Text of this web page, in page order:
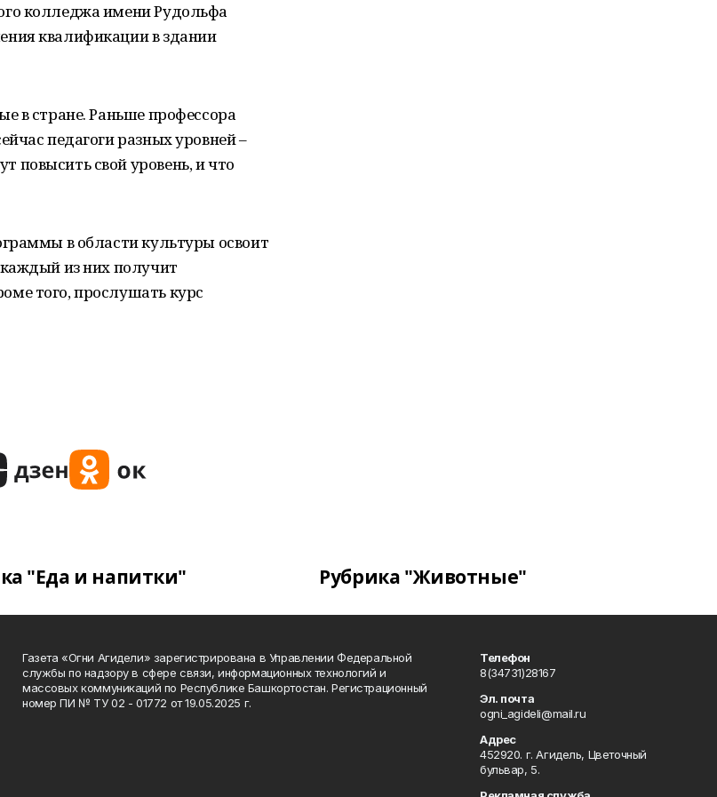
колледжа имени Рудольфа
квалификации в здании
в стране. Раньше профессора
педагоги разных уровней –
повысить свой уровень, и что
в области культуры освоит
из них получит
того, прослушать курс
"Еда и напитки" Рубрика "Животные"
Газета «Огни Агидели» зарегистрирована в Управлении Федеральной
службы по надзору в сфере связи, информационных технологий и
массовых коммуникаций по Республике Башкортостан. Регистрационный
номер ПИ № ТУ 02 - 01772 от 19.05.2025 г.
Телефон
8(34731)28167
Эл. почта
ogni_agideli@mail.ru
Адрес
452920. г. Агидель, Цветочный
бульвар, 5.